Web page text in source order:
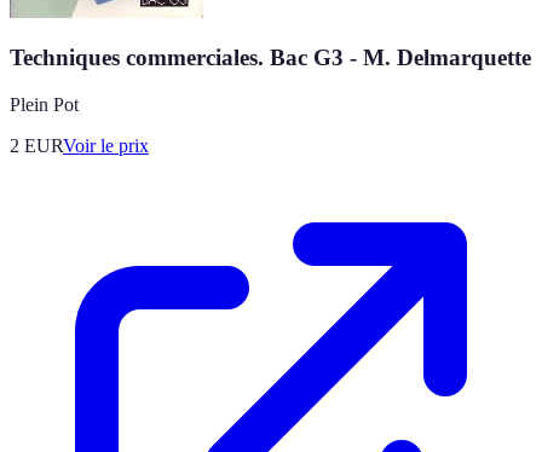
Techniques commerciales. Bac G3 - M. Delmarquette
Plein Pot
2 EURVoir le prix